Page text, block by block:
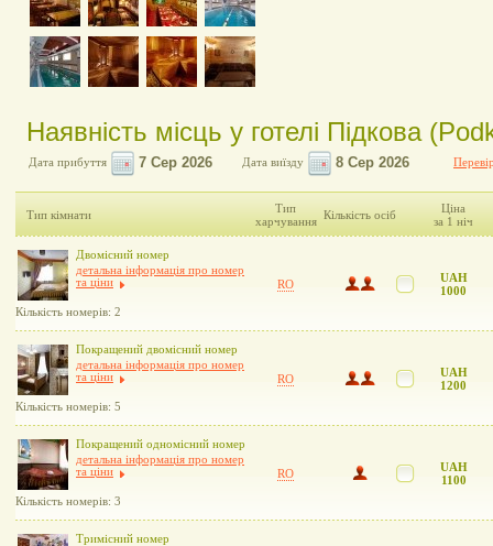
Наявність місць у готелі Підкова
Дата прибуття Дата виїзду
Тип кімнати
Тип
харчування Кількість осіб
Ціна
за 1 ніч
Двомісний номер
детальна інформація про номер
та ціни
Кількість номерів: 2
RO
UAH
1000
Покращений двомісний номер
детальна інформація про номер
та ціни
Кількість номерів: 5
RO
UAH
1200
Покращений одномісний номер
детальна інформація про номер
та ціни
Кількість номерів: 3
RO
UAH
1100
Тримісний номер